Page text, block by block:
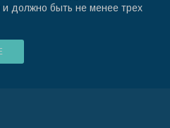
должно быть не менее трех